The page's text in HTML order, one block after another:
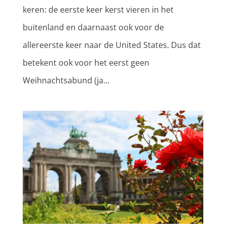
keren: de eerste keer kerst vieren in het
buitenland en daarnaast ook voor de
allereerste keer naar de United States. Dus dat
betekent ook voor het eerst geen
Weihnachtsabund (ja...